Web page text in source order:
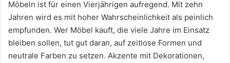
Möbeln ist für einen Vierjährigen aufregend. Mit zehn
Jahren wird es mit hoher Wahrscheinlichkeit als peinlich
empfunden. Wer Möbel kauft, die viele Jahre im Einsatz
bleiben sollen, tut gut daran, auf zeitlose Formen und
neutrale Farben zu setzen. Akzente mit Dekorationen,